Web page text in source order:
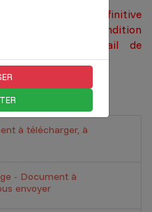
comme définitive
des pièces, condition
adressé un mail de
à télécharger, à
- Document à
envoyer